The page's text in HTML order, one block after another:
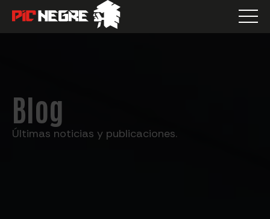
Blog
Últimas noticias y publicaciones.